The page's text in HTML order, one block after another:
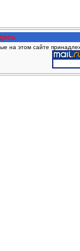
на этом сайте